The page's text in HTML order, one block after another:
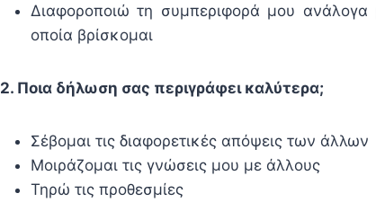
Διαφοροποιώ τη συμπεριφορά μου ανάλογα
οποία βρίσκομαι
2. Ποια δήλωση σας περιγράφει καλύτερα;
Σέβομαι τις διαφορετικές απόψεις των άλλων
Μοιράζομαι τις γνώσεις μου με άλλους
Τηρώ τις προθεσμίες